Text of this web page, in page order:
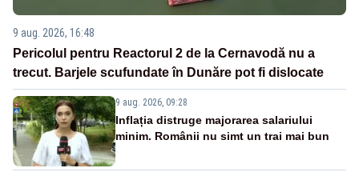
9 aug. 2026, 16:48
Pericolul pentru Reactorul 2 de la Cernavodă nu a
trecut. Barjele scufundate în Dunăre pot fi dislocate
9 aug. 2026, 09:28
Inflația distruge majorarea salariului
minim. Românii nu simt un trai mai bun